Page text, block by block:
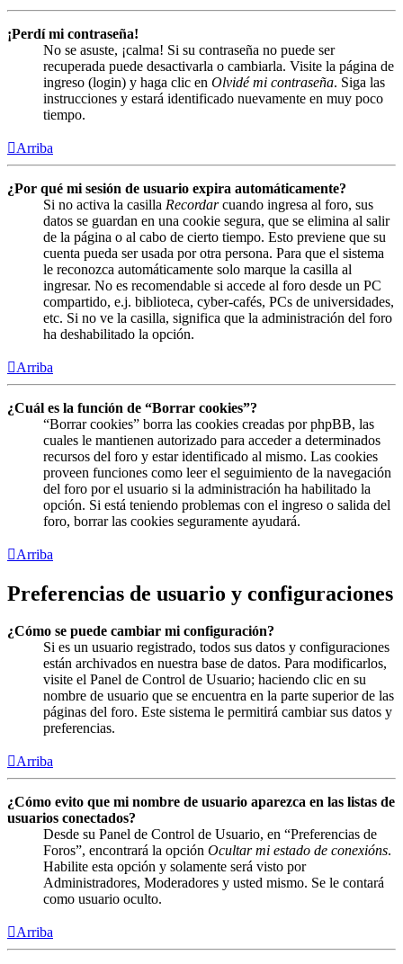
¡Perdí mi contraseña!
No se asuste, ¡calma! Si su contraseña no puede ser
recuperada puede desactivarla o cambiarla. Visite la página de
ingreso (login) y haga clic en Olvidé mi contraseña. Siga las
instrucciones y estará identificado nuevamente en muy poco
tiempo.
Arriba
¿Por qué mi sesión de usuario expira automáticamente?
Si no activa la casilla Recordarcuando ingresa al foro, sus
datos se guardan en una cookie segura, que se elimina al salir
de la página o al cabo de cierto tiempo. Esto previene que su
cuenta pueda ser usada por otra persona. Para que el sistema
le reconozca automáticamente solo marque la casilla al
ingresar. No es recomendable si accede al foro desde un PC
compartido, e.j. biblioteca, cyber-cafés, PCs de universidades,
etc. Si no ve la casilla, significa que la administración del foro
ha deshabilitado la opción.
Arriba
¿Cuál es la función de “Borrar cookies”?
“Borrar cookies” borra las cookies creadas por phpBB, las
cuales le mantienen autorizado para acceder a determinados
recursos del foro y estar identificado al mismo. Las cookies
proveen funciones como leer el seguimiento de la navegación
del foro por el usuario si la administración ha habilitado la
opción. Si está teniendo problemas con el ingreso o salida del
foro, borrar las cookies seguramente ayudará.
Arriba
Preferencias de usuario y configuraciones
¿Cómo se puede cambiar mi configuración?
Si es un usuario registrado, todos sus datos y configuraciones
están archivados en nuestra base de datos. Para modificarlos,
visite el Panel de Control de Usuario; haciendo clic en su
nombre de usuario que se encuentra en la parte superior de las
páginas del foro. Este sistema le permitirá cambiar sus datos y
preferencias.
Arriba
¿Cómo evito que mi nombre de usuario aparezca en las listas de
usuarios conectados?
Desde su Panel de Control de Usuario, en “Preferencias de
Foros”, encontrará la opción Ocultar mi estado de conexións.
Habilite esta opción y solamente será visto por
Administradores, Moderadores y usted mismo. Se le contará
como usuario oculto.
Arriba